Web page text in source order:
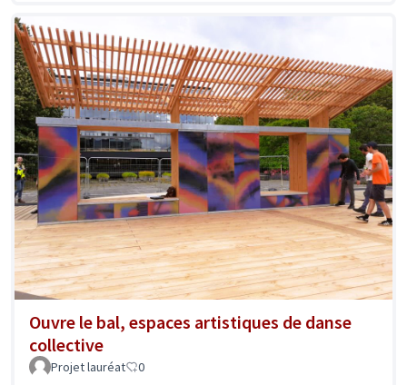
Ouvre le bal, espaces artistiques de danse
collective
Projet lauréat 0